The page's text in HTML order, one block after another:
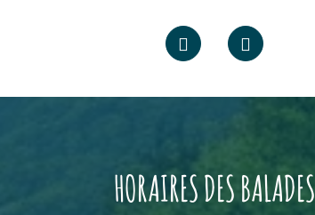
HORAIRES DES BALADES